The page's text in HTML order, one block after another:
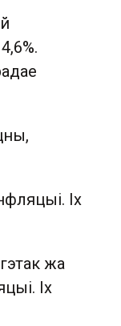
Іх
жа
Іх